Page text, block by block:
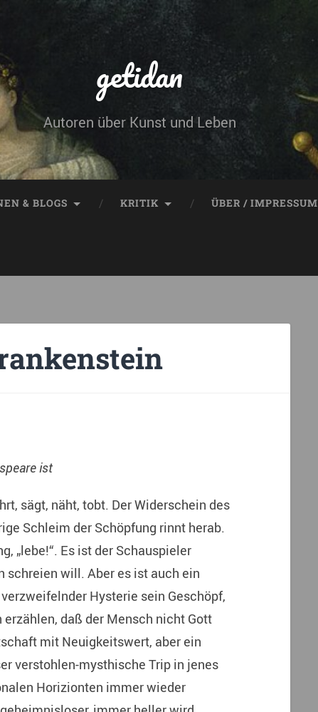
getidan
Autoren über Kunst und Leben
& BLOGS KRITIK ÜBER / IMPRESSUM
ist
sägt, näht, tobt. Der Widerschein des
Schleim der Schöpfung rinnt herab.
„lebe!“. Es ist der Schauspieler
schreien will. Aber es ist auch ein
Hysterie sein Geschöpf,
daß der Mensch nicht Gott
mit Neuigkeitswert, aber ein
verstohlen-mysthische Trip in jenes
Horizionten immer wieder